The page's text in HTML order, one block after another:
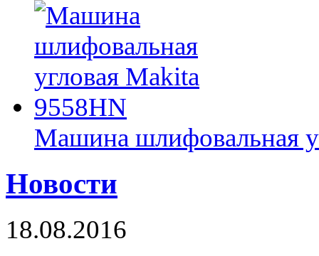
Машина шлифовальная
Новости
18.08.2016